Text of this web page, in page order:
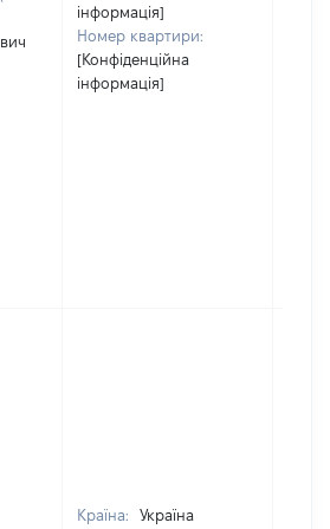
інформація]
Номер квартири:
[Конфіденційна
інформація]
Країна:
Україна